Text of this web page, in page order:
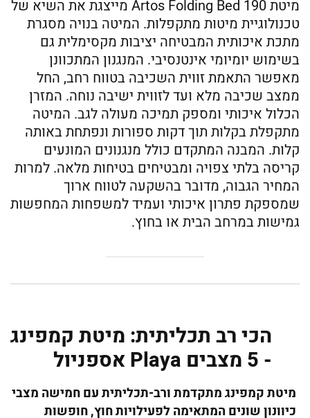
מיטת Artos Folding Bed 190 מייצגת את השיא של
טכנולוגיית מיטות מתקפלות. המיטה בנויה מסגרת
מתכת איכותית המבטיחה יציבות מקסימלית גם
בשימוש יומיומי אינטנסיבי. המנגנון המתכוונן
מאפשר התאמת זווית השכיבה בטווח רחב, החל
ממצב שכיבה מלא ועד לזווית ישיבה נוחה. המזרן
הכלול איכותי ומספק תמיכה מעולה לגב. המיטה
מתקפלת בקלות תוך דקות ספורות ונפתחת באותה
קלות. המבנה המתקדם כולל מנגנונים המונעים
קריסה בלתי צפויה ומבטיחים בטיחות מלאה. למרות
המחיר הגבוה, מדובר בהשקעה לטווח ארוך
שמספקת פתרון איכותי ועמיד למשפחות המחפשות
גמישות במרחב הבית או בחוץ.
הכי רב תכליתית: מיטת קמפינג
- 5 מצבים Playa אספניול
מיטת קמפינג מתקדמת ורב-תכליתית עם חמישה מצבי
כיוונון שונים המתאימה לפעילויות חוץ, חופשות